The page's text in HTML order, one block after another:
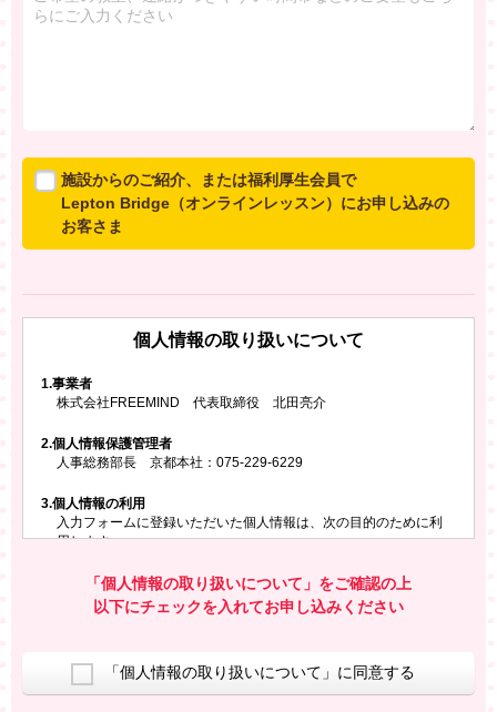
施設からのご紹介、または福利厚生会員で
Lepton Bridge（オンラインレッスン）にお申し込みの
お客さま
いいたします。
※ご兄弟姉妹など複数でお申し込みの場合、お一人ず
所属施設名・会員番号またはクーポンコード
所属施設名
会員番号またはクーポンコード
個人情報の取り扱いについて
1.事業者
株式会社FREEMIND 代表取締役 北田亮介
2.個人情報保護管理者
人事総務部長 京都本社：075-229-6229
3.個人情報の利用
入力フォームに登録いただいた個人情報は、次の目的のために利
用します。
お問い合わせにお答えするため
レプトンのキャンペーンや新商品（新サービス）、新規開講教
室等をご案内するため
換した上で、広告・宣伝・販売促進活動に役立てること
上記の利用目的のために第三者へ提供すること
「個人情報の取り扱いについて」をご確認の上
以下にチェックを入れてお申し込みください
「個人情報の取り扱いについて」に同意する